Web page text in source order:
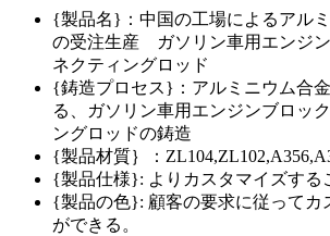
{製品名}：中国の工場によるアル
の受注生産 ガソリン車用エンジ
ネクティングロッド
{鋳造プロセス}：アルミニウム合
る、ガソリン車用エンジンブロッ
ングロッドの鋳造
{製品材質｝：
{製品仕様}: よりカスタマイズする
{製品の色}: 顧客の要求に従ってカ
ができる。